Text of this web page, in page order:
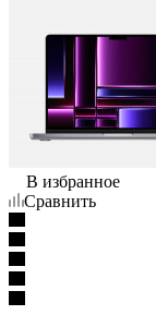
В избранное
Сравнить